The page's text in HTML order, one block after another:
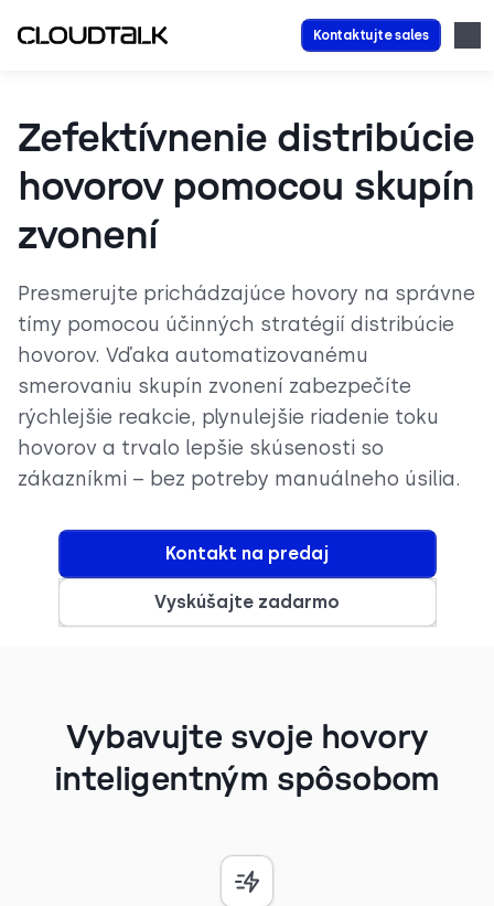
Kontaktujte sales
Zefektívnenie distribúcie
hovorov pomocou skupín
zvonení
Presmerujte prichádzajúce hovory na správne
tímy pomocou účinných stratégií distribúcie
hovorov. Vďaka automatizovanému
smerovaniu skupín zvonení zabezpečíte
rýchlejšie reakcie, plynulejšie riadenie toku
hovorov a trvalo lepšie skúsenosti so
zákazníkmi – bez potreby manuálneho úsilia.
Kontakt na predaj
Vyskúšajte zadarmo
Vybavujte svoje hovory
inteligentným spôsobom